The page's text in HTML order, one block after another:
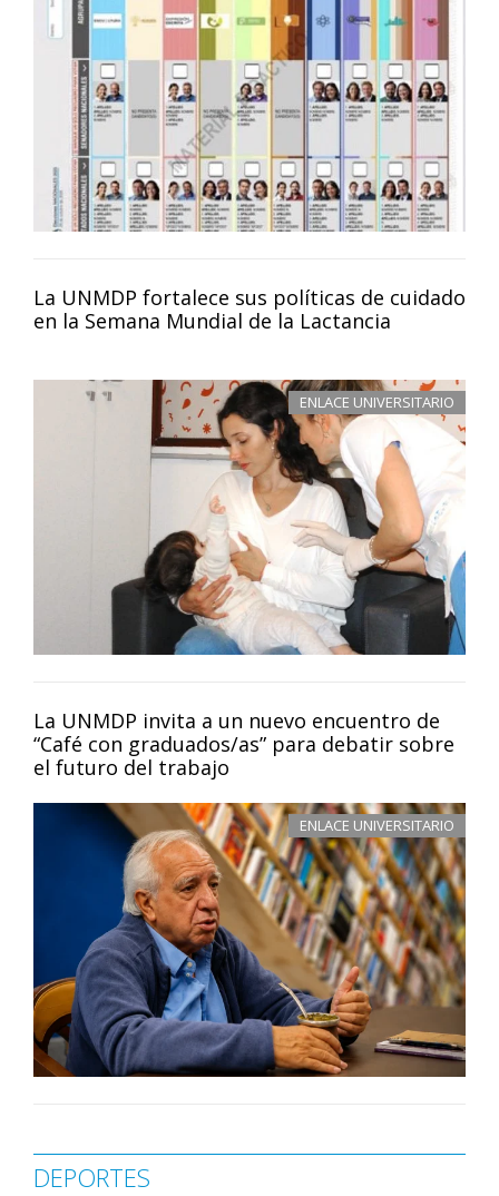
La UNMDP fortalece sus políticas de cuidado
en la Semana Mundial de la Lactancia
ENLACE UNIVERSITARIO
La UNMDP invita a un nuevo encuentro de
“Café con graduados/as” para debatir sobre
el futuro del trabajo
ENLACE UNIVERSITARIO
DEPORTES